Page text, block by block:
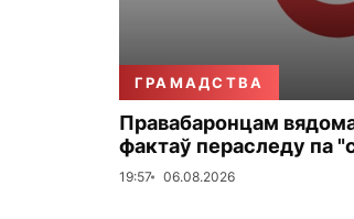
ГРАМАДСТВА
Правабаронцам
фактаў пераследу па
19:57 06.08.2026